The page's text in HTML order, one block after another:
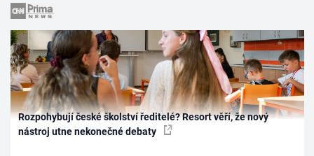
Rozpohybují české školství ředitelé? Resort věří, že nový
nástroj utne nekonečné debaty